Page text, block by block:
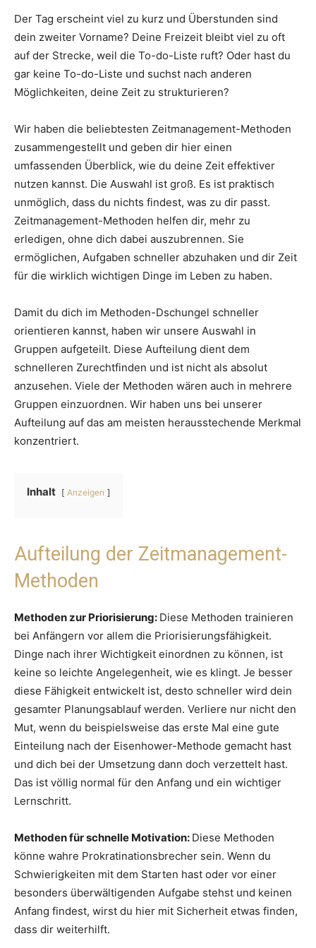
Der Tag erscheint viel zu kurz und Überstunden sind
dein zweiter Vorname? Deine Freizeit bleibt viel zu oft
auf der Strecke, weil die To-do-Liste ruft? Oder hast du
gar keine To-do-Liste und suchst nach anderen
Möglichkeiten, deine Zeit zu strukturieren?
Wir haben die beliebtesten Zeitmanagement-Methoden
zusammengestellt und geben dir hier einen
umfassenden Überblick, wie du deine Zeit effektiver
nutzen kannst. Die Auswahl ist groß. Es ist praktisch
unmöglich, dass du nichts findest, was zu dir passt.
Zeitmanagement-Methoden helfen dir, mehr zu
erledigen, ohne dich dabei auszubrennen. Sie
ermöglichen, Aufgaben schneller abzuhaken und dir Zeit
für die wirklich wichtigen Dinge im Leben zu haben.
Damit du dich im Methoden-Dschungel schneller
orientieren kannst, haben wir unsere Auswahl in
Gruppen aufgeteilt. Diese Aufteilung dient dem
schnelleren Zurechtfinden und ist nicht als absolut
anzusehen. Viele der Methoden wären auch in mehrere
Gruppen einzuordnen. Wir haben uns bei unserer
Aufteilung auf das am meisten herausstechende Merkmal
konzentriert.
Inhalt Anzeigen
Aufteilung der Zeitmanagement-
Methoden
Methoden zur Priorisierung: Diese Methoden trainieren
bei Anfängern vor allem die Priorisierungsfähigkeit.
Dinge nach ihrer Wichtigkeit einordnen zu können, ist
keine so leichte Angelegenheit, wie es klingt. Je besser
diese Fähigkeit entwickelt ist, desto schneller wird dein
gesamter Planungsablauf werden. Verliere nur nicht den
Mut, wenn du beispielsweise das erste Mal eine gute
Einteilung nach der Eisenhower-Methode gemacht hast
und dich bei der Umsetzung dann doch verzettelt hast.
Das ist völlig normal für den Anfang und ein wichtiger
Lernschritt.
Methoden für schnelle Motivation: Diese Methoden
könne wahre Prokratinationsbrecher sein. Wenn du
Schwierigkeiten mit dem Starten hast oder vor einer
besonders überwältigenden Aufgabe stehst und keinen
Anfang findest, wirst du hier mit Sicherheit etwas finden,
dass dir weiterhilft.